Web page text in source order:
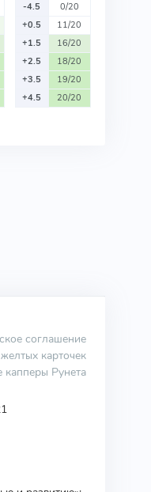
-4.5
0/20
+0.5
11/20
+1.5
16/20
+2.5
18/20
+3.5
19/20
+4.5
20/20
соглашение
карточек
Рунета